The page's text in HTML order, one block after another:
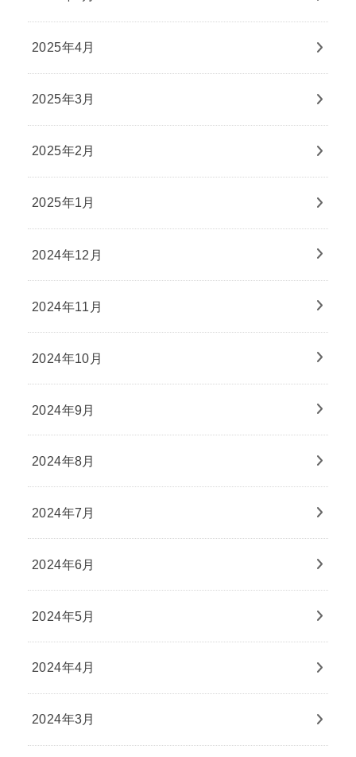
2025年4月
2025年3月
2025年2月
2025年1月
2024年12月
2024年11月
2024年10月
2024年9月
2024年8月
2024年7月
2024年6月
2024年5月
2024年4月
2024年3月